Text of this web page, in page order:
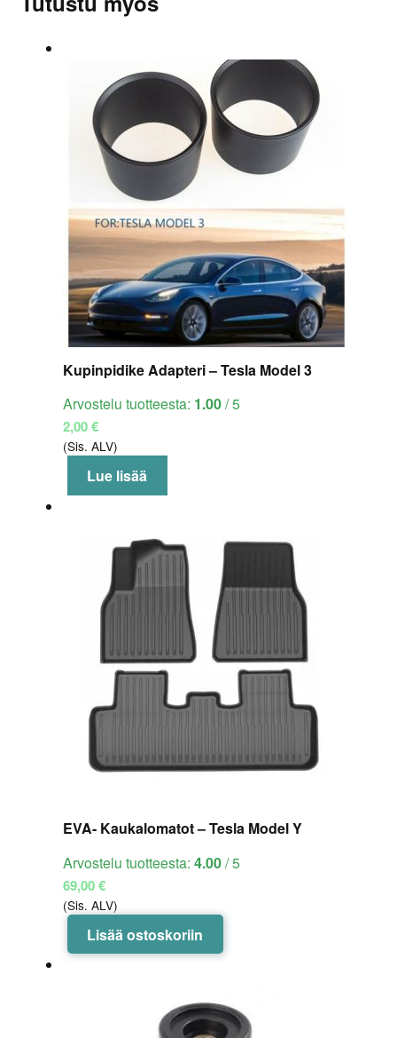
Kupinpidike Adapteri – Tesla Model 3
Arvostelu tuotteesta: 1.00/ 5
2,00€
(Sis. ALV)
Lue lisää
EVA- Kaukalomatot – Tesla Model Y
Arvostelu tuotteesta: 4.00/ 5
69,00€
(Sis. ALV)
Lisää ostoskoriin